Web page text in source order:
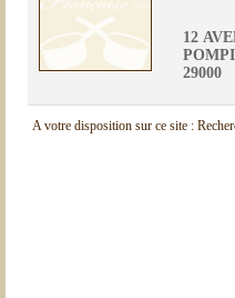
12
29000
A votre disposition sur ce site :